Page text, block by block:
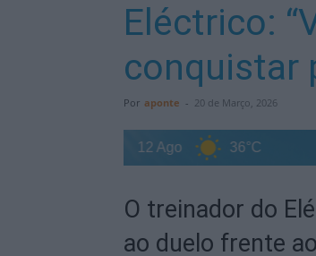
Eléctrico:
conquistar
Por aponte - 20 de Março, 2026
12 Ago 36°C 13
O treinador do
ao duelo frente